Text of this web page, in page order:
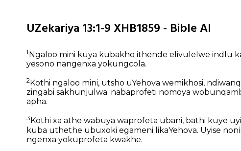
UZekariya 13:1-9 XHB1859 - Bible AI
1Ngaloo mini kuya kubakho ithende elivulelwe indlu
yesono nangenxa yokungcola.
2 Kothi ngaloo mini, utsho uYehova wemikhosi,
zingabi sakhunjulwa; nabaprofeti nomoya
apha.
3 Kothi xa athe wabuya waprofeta ubani, bathi kuye
kuba uthethe ubuxoki egameni likaYehova. Uyise
ngenxa yokuprofeta kwakhe.